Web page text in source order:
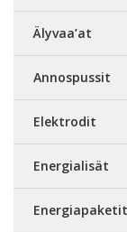
Älyvaa’at
Annospussit
Elektrodit
Energialisät
Energiapaketit